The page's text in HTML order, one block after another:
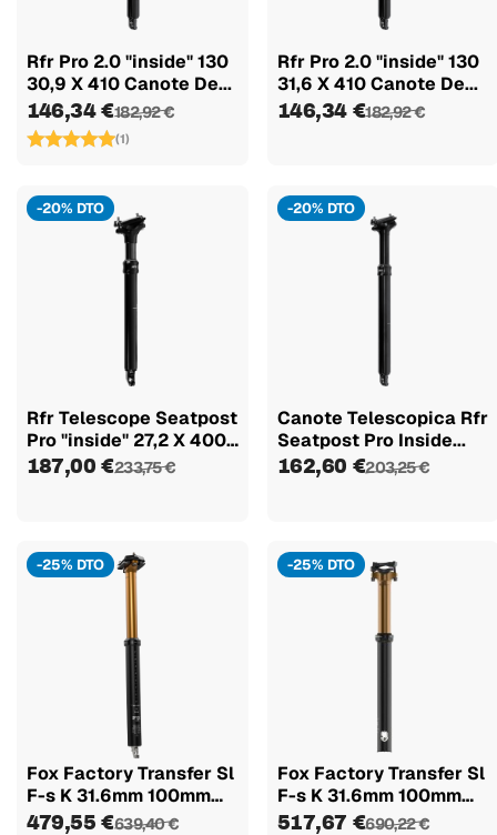
Rfr Pro 2.0 "inside" 130
30,9 X 410 Canote De...
146,34 €182,92 €
(1)
Rfr Pro 2.0 "inside" 130
31,6 X 410 Canote De...
146,34 €182,92 €
-20% DTO
Rfr Telescope Seatpost
Pro "inside" 27,2 X 400
Mm
187,00 €233,75 €
-20% DTO
Canote Telescopica Rfr
Seatpost Pro Inside...
162,60 €203,25 €
-25% DTO
Fox Factory Transfer Sl
F-s K 31.6mm 100mm
2024
479,55 €639,40 €
-25% DTO
Fox Factory Transfer Sl
F-s K 31.6mm 100mm
2024
517,67 €690,22 €